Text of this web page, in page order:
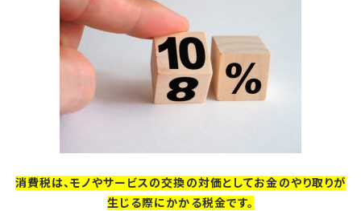
消費税は、モノやサービスの交換の対価としてお金のやり取りが
生じる際にかかる税金です。